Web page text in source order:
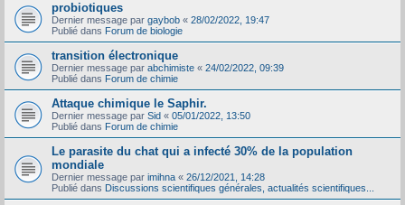
probiotiques
Dernier message par gaybob « 28/02/2022, 19:47
Publié dans Forum de biologie
transition électronique
Dernier message par abchimiste « 24/02/2022, 09:39
Publié dans Forum de chimie
Attaque chimique le Saphir.
Dernier message par Sid « 05/01/2022, 13:50
Publié dans Forum de chimie
Le parasite du chat qui a infecté 30% de la population
mondiale
Dernier message par imihna « 26/12/2021, 14:28
Publié dans Discussions scientifiques générales, actualités scientifiques...